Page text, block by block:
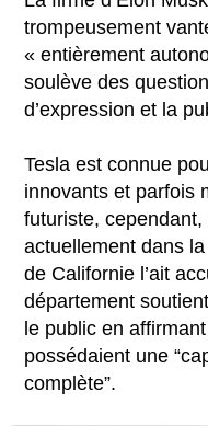
trompeusement
« entièrement
soulève des
d’expression et la
Tesla est connue
innovants et parfois
futuriste, cependant,
actuellement dans
de Californie l’ait
département
le public en
possédaient une
complète”.